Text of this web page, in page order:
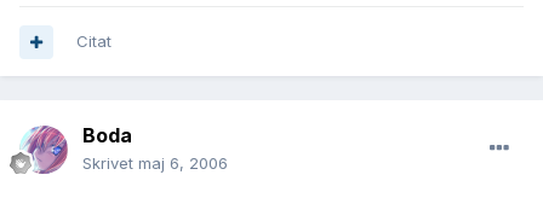
Citat
Boda
Skrivet maj 6, 2006